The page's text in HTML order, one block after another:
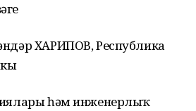
ХАРИПОВ, Республика
һәм инженерлыҡ